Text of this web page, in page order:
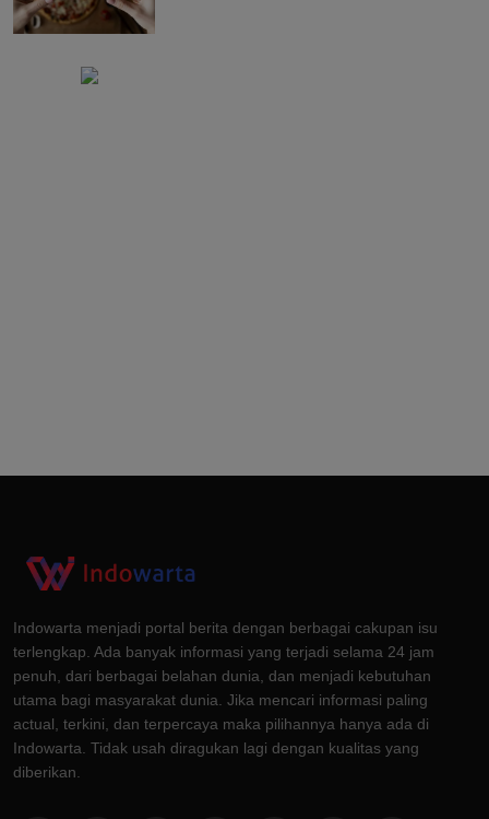
Indowarta menjadi portal berita dengan berbagai cakupan isu
terlengkap. Ada banyak informasi yang terjadi selama 24 jam
penuh, dari berbagai belahan dunia, dan menjadi kebutuhan
utama bagi masyarakat dunia. Jika mencari informasi paling
actual, terkini, dan terpercaya maka pilihannya hanya ada di
Indowarta. Tidak usah diragukan lagi dengan kualitas yang
diberikan.